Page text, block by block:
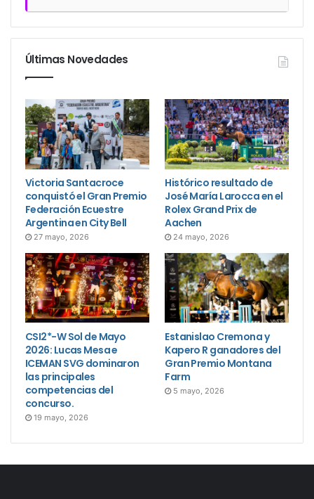
CAMPEÓN: Q’PLEASURE DE BACON – Pedro,
GRANDI BACKHEUSER (Brasil)
SUBCAMPEÓN: DARWIN D’HYRENCOURT –
TERCERO: PRINCESS EMILY Thales – Gabriel, DE
LIMA MARINO (Brasil)
Descargá aquí: los resultados “JUNIOR”
FINAL “YOUNG RIDER”
CAMPEÓN: TOULOUSE 66 – Silvana, CABRAL
(Paraguay)
SUBCAMPEÓN: RESISTIRE PIAM – Martina, CAMPI
(Argentina)
TERCERO: CHICAGO Z – Diego Alejandro, BEDOYA
YAÑEZ (Bolivia)
Últimas Novedades
Victoria Santacroce
conquistó el Gran Premio
Federación Ecuestre
Argentina en City Bell
27 mayo, 2026
Histórico resultado de
José María Larocca en el
Rolex Grand Prix de
Aachen
24 mayo, 2026
CSI2*-W Sol de Mayo
2026: Lucas Mesa e
ICEMAN SVG dominaron
las principales
competencias del
concurso.
19 mayo, 2026
Estanislao Cremona y
Kapero R ganadores del
Gran Premio Montana
Farm
5 mayo, 2026